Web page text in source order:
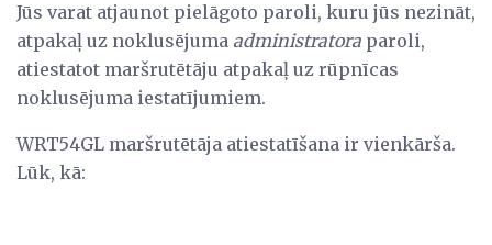
Jūs varat atjaunot pielāgoto paroli, kuru jūs nezināt,
atpakaļ uz noklusējuma administratora paroli,
atiestatot maršrutētāju atpakaļ uz rūpnīcas
noklusējuma iestatījumiem.
WRT54GL maršrutētāja atiestatīšana ir vienkārša.
Lūk, kā: